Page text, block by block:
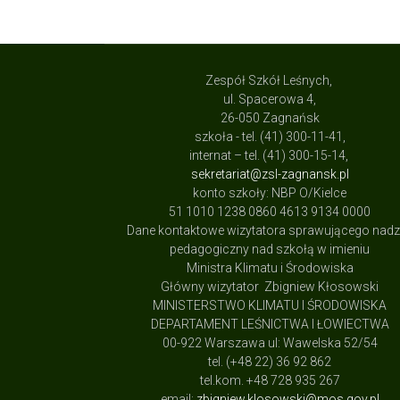
Zespół Szkół Leśnych,
ul. Spacerowa 4,
26-050 Zagnańsk
szkoła - tel. (41) 300-11-41,
internat – tel. (41) 300-15-14,
sekretariat@zsl-zagnansk.pl
konto szkoły: NBP O/Kielce
51 1010 1238 0860 4613 9134 0000
Dane kontaktowe wizytatora sprawującego
pedagogiczny nad szkołą w imieniu
Ministra Klimatu i Środowiska
Główny wizytator Zbigniew Kłosowski
MINISTERSTWO KLIMATU I ŚRODOWISKA
DEPARTAMENT LEŚNICTWA I ŁOWIECTWA
00-922 Warszawa ul: Wawelska 52/54
tel. (+48 22) 36 92 862
tel.kom. +48 728 935 267